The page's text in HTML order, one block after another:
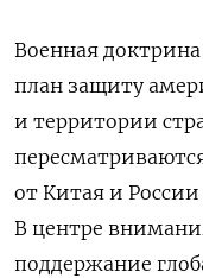
Военная
план защиту
и территории
от Китая и
В центре
поддержание